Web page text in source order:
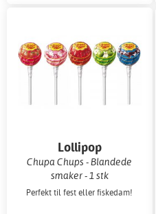
Lollipop
Chupa Chups - Blandede
smaker - 1 stk
Perfekt til fest eller fiskedam!